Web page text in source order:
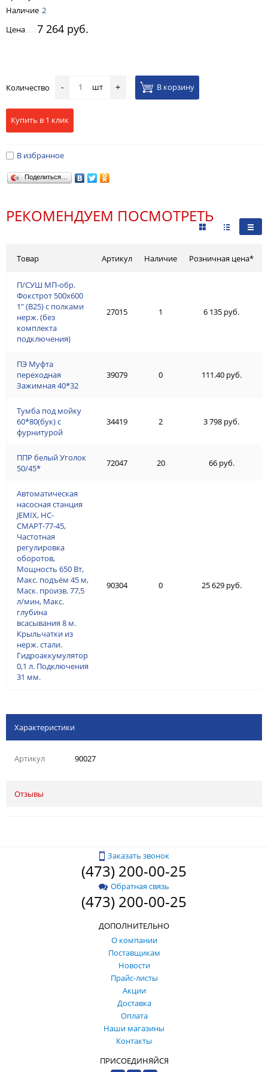
Наличие 2
Цена
7 264 руб.
Количество - шт + В корзину
Купить в 1 клик
В избранное
Поделиться…
РЕКОМЕНДУЕМ ПОСМОТРЕТЬ
Товар
П/СУШ МП-обр.
Фокстрот 500х600
1" (В25) с полками
нерж. (без
комплекта
подключения)
ПЭ Муфта
переходная
Зажимная 40*32
Тумба под мойку
60*80(бук) с
фурнитурой
ППР белый Уголок
50/45*
Автоматическая
насосная станция
JEMIX, НС-
СМАРТ-77-45,
Частотная
регулировка
оборотов,
Мощность 650 Вт,
Макс. подъём 45 м,
Маск. произв. 77,5
л/мин, Макс.
глубина
всасывания 8 м.
Крыльчатки из
нерж. стали.
Гидроаккумулятор
0,1 л. Подключения
31 мм.
Артикул Наличие Розничная цена*
27015 1 6 135 руб.
39079 0 111.40 руб.
34419 2 3 798 руб.
72047 20 66 руб.
90304 0 25 629 руб.
Характеристики
Артикул 90027
Отзывы
Заказать звонок
(473) 200-00-25
Обратная связь
(473) 200-00-25
ДОПОЛНИТЕЛЬНО
О компании
Поставщикам
Новости
Прайс-листы
Акции
Доставка
Оплата
Наши магазины
Контакты
ПРИСОЕДИНЯЙСЯ